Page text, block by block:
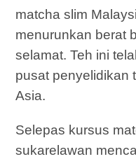
matcha slim
menurunkan berat
selamat. Teh ini
pusat penyelidikan
Asia.
Selepas kursus
sukarelawan